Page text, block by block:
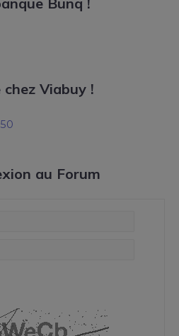
Viabuy !
au Forum